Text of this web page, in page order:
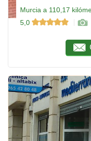
Murcia a 110,17
5,0